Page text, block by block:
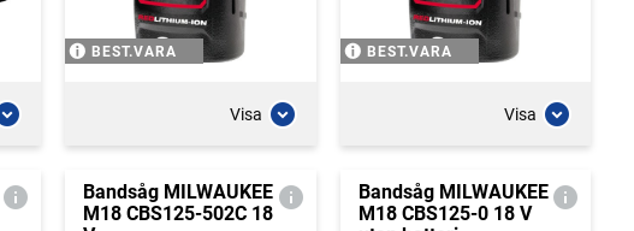
BEST.VARA
Visa
BEST.VARA
Visa
Bandsåg MILWAUKEE
M18 CBS125-502C 18
Bandsåg MILWAUKEE
M18 CBS125-0 18 V